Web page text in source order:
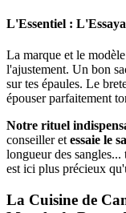
L'Essentiel :
La marque et le
l'ajustement. Un bon
sur tes épaules. Le
épouser parfaitement
Notre rituel
conseiller et essaie le
longueur des
est ici plus précieux
La Cuisine de